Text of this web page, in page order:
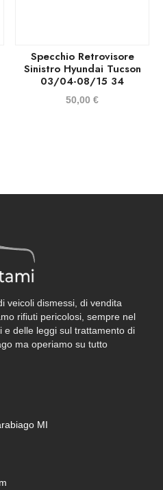
Specchio Retrovisore
Sinistro Hyundai Tucson
03/04-08/15 34
50,00€
veicoli dismessi, di vendita
rifiuti pericolosi, sempre nel
e delle leggi sul trattamento di
ma operiamo su tutto
MI